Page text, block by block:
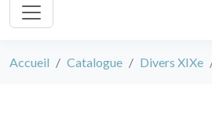
Accueil Catalogue Divers XIXe